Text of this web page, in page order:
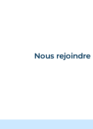
Nous rejoindre